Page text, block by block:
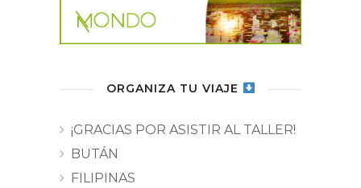
ORGANIZA TU VIAJE
¡GRACIAS POR ASISTIR AL TALLER!
BUTÁN
FILIPINAS